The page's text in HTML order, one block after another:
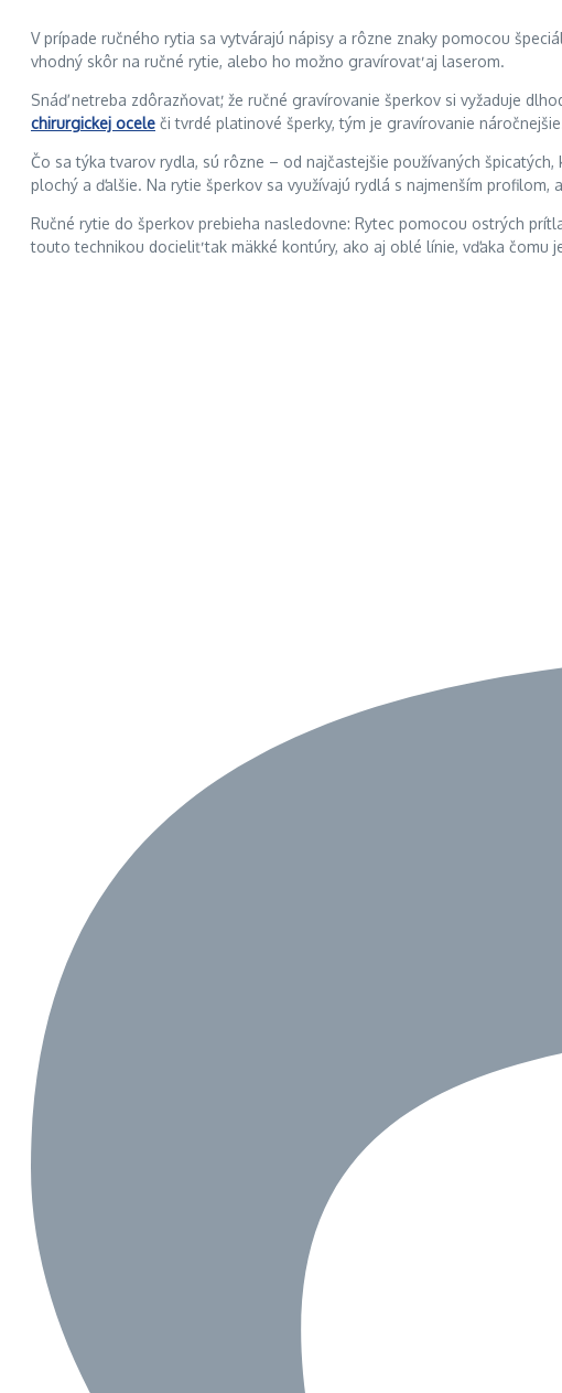
V prípade ručného rytia sa vytvárajú nápisy a rôzne znaky pomocou
vhodný skôr na ručné rytie, alebo ho možno gravírovať aj laserom.
Snáď netreba zdôrazňovať, že ručné gravírovanie šperkov si vyžaduje
chirurgickej ocele či tvrdé platinové šperky, tým je gravírovanie
Čo sa týka tvarov rydla, sú rôzne – od najčastejšie používaných
plochý a ďalšie. Na rytie šperkov sa využívajú rydlá s najmenším profilom,
Ručné rytie do šperkov prebieha nasledovne: Rytec pomocou ostrých
touto technikou docieliť tak mäkké kontúry, ako aj oblé línie, vďaka čomu